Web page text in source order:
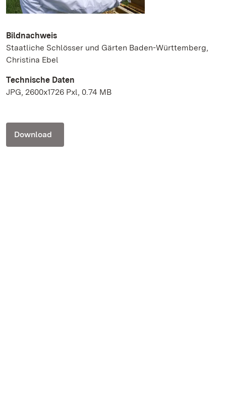
Bildnachweis
Staatliche Schlösser und Gärten Baden-Württemberg,
Christina Ebel
Technische Daten
JPG, 2600x1726 Pxl, 0.74 MB
Download